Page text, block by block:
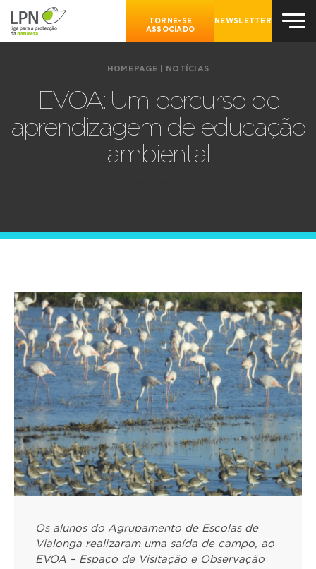
TORNE-SE
ASSOCIADO
NEWSLETTER
HOMEPAGE NOTÍCIAS
EVOA: Um percurso de
aprendizagem de educação
ambiental
Os alunos do Agrupamento de Escolas de
Vialonga realizaram uma saída de campo, ao
EVOA – Espaço de Visitação e Observação